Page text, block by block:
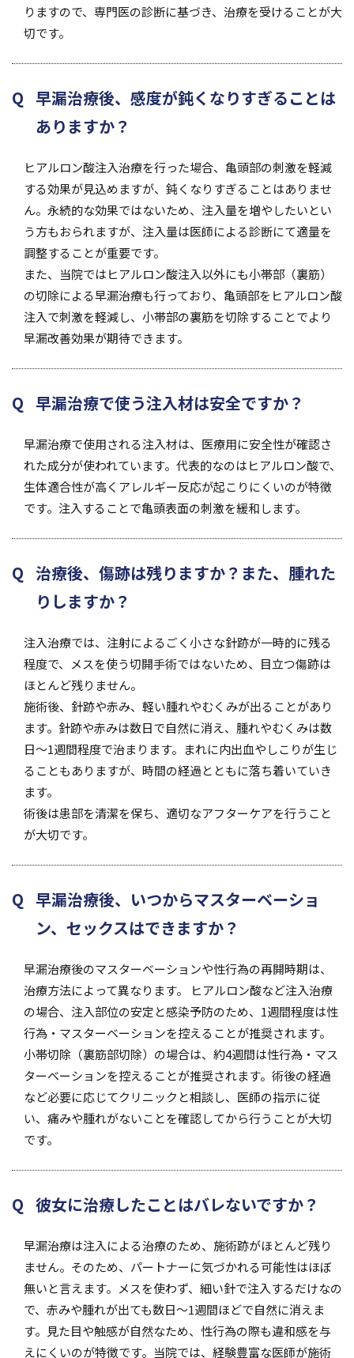
りますので、専門医の診断に基づき、治療を受けることが大
切です。
早漏治療後、感度が鈍くなりすぎることは
ありますか？
ヒアルロン酸注入治療を行った場合、亀頭部の刺激を軽減
する効果が見込めますが、鈍くなりすぎることはありませ
ん。永続的な効果ではないため、注入量を増やしたいとい
う方もおられますが、注入量は医師による診断にて適量を
調整することが重要です。
また、当院ではヒアルロン酸注入以外にも小帯部（裏筋）
の切除による早漏治療も行っており、亀頭部をヒアルロン酸
注入で刺激を軽減し、小帯部の裏筋を切除することでより
早漏改善効果が期待できます。
早漏治療で使う注入材は安全ですか？
早漏治療で使用される注入材は、医療用に安全性が確認さ
れた成分が使われています。代表的なのはヒアルロン酸で、
生体適合性が高くアレルギー反応が起こりにくいのが特徴
です。注入することで亀頭表面の刺激を緩和します。
治療後、傷跡は残りますか？また、腫れた
りしますか？
注入治療では、注射によるごく小さな針跡が一時的に残る
程度で、メスを使う切開手術ではないため、目立つ傷跡は
ほとんど残りません。
施術後、針跡や赤み、軽い腫れやむくみが出ることがあり
ます。針跡や赤みは数日で自然に消え、腫れやむくみは数
日〜1週間程度で治まります。まれに内出血やしこりが生じ
ることもありますが、時間の経過とともに落ち着いていき
ます。
術後は患部を清潔を保ち、適切なアフターケアを行うこと
が大切です。
早漏治療後、いつからマスターベーショ
ン、セックスはできますか？
早漏治療後のマスターベーションや性行為の再開時期は、
治療方法によって異なります。 ヒアルロン酸など注入治療
の場合、注入部位の安定と感染予防のため、1週間程度は性
行為・マスターベーションを控えることが推奨されます。
小帯切除（裏筋部切除）の場合は、約4週間は性行為・マス
ターベーションを控えることが推奨されます。術後の経過
など必要に応じてクリニックと相談し、医師の指示に従
い、痛みや腫れがないことを確認してから行うことが大切
です。
彼女に治療したことはバレないですか？
早漏治療は注入による治療のため、施術跡がほとんど残り
ません。そのため、パートナーに気づかれる可能性はほぼ
無いと言えます。メスを使わず、細い針で注入するだけなの
で、赤みや腫れが出ても数日〜1週間ほどで自然に消えま
す。見た目や触感が自然なため、性行為の際も違和感を与
えにくいのが特徴です。当院では、経験豊富な医師が施術